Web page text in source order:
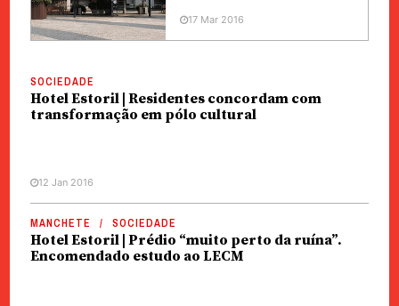
17 Mar 2016
SOCIEDADE
Hotel Estoril | Residentes concordam com
transformação em pólo cultural
12 Jan 2016
MANCHETE SOCIEDADE
Hotel Estoril | Prédio “muito perto da ruína”.
Encomendado estudo ao LECM